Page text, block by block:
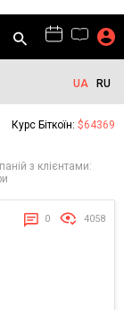
UA RU
Курс Біткоїн: $64369
з клієнтами:
0 4058